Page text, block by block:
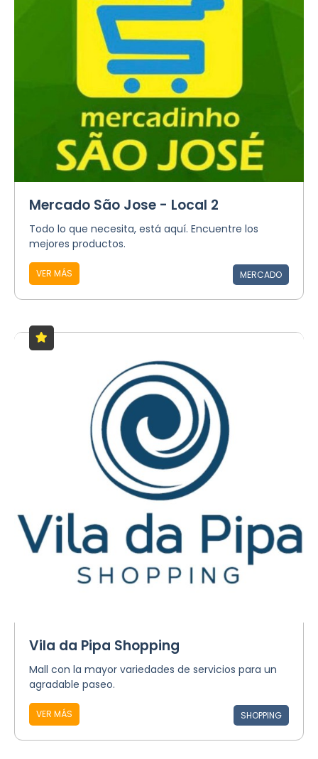
Mercado São Jose - Local 2
Todo lo que necesita, está aquí. Encuentre los
mejores productos.
VER MÁS MERCADO
Vila da Pipa Shopping
Mall con la mayor variedades de servicios para un
agradable paseo.
VER MÁS SHOPPING